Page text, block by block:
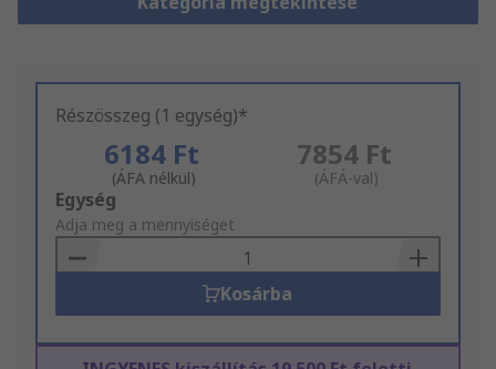
Részösszeg (1 egység)*
6184 Ft
(ÁFA nélkül)
7854 Ft
(ÁFÁ-val)
Add
to
Basket
Egység
Adja meg a mennyiséget
Kosárba